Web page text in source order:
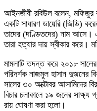
আইনজীবী রবিউল বলেন, মফিজুর
একটি সাধারণ ডায়েরি (জিডি)
তাদের (দণ্ডিতদের) নাম আসে।
তারা হত্যার দায় স্বীকার করে।
মামলাটি তদন্ত করে ২০১৮ সালের
পরিদর্শক নাজমুল হাসান দুজনের
সালের ৩০ অক্টোবর আসামিদের
বিচার চলাকালে ১৯ জনের
রায় ঘোষণা করা হলো।